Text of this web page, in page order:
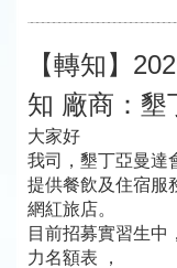
【轉知】
知 廠商：墾
大家好
我司，墾丁亞曼達
提供餐飲及住宿服
網紅旅店。
目前招募實習生中
力名額表 ，